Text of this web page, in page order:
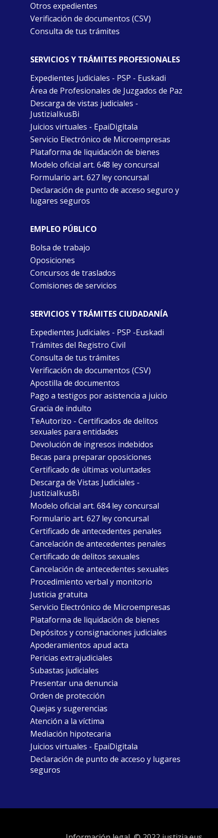
Otros expedientes
Verificación de documentos (CSV)
Consulta de tus trámites
SERVICIOS Y TRÁMITES PROFESIONALES
Expedientes Judiciales - PSP - Euskadi
Área de Profesionales de Juzgados de Paz
Descarga de vistas judiciales -
JustiziaIkusBi
Juicios virtuales - EpaiDigitala
Servicio Electrónico de Microempresas
Plataforma de liquidación de bienes
Modelo oficial art. 648 ley concursal
Formulario art. 627 ley concursal
Declaración de punto de acceso seguro y
lugares seguros
EMPLEO PÚBLICO
Bolsa de trabajo
Oposiciones
Concursos de traslados
Comisiones de servicios
SERVICIOS Y TRÁMITES CIUDADANÍA
Expedientes Judiciales - PSP -Euskadi
Trámites del Registro Civil
Consulta de tus trámites
Verificación de documentos (CSV)
Apostilla de documentos
Pago a testigos por asistencia a juicio
Gracia de indulto
TeAutorizo - Certificados de delitos
sexuales para entidades
Devolución de ingresos indebidos
Becas para preparar oposiciones
Certificado de últimas voluntades
Descarga de Vistas Judiciales -
JustiziaIkusBi
Modelo oficial art. 684 ley concursal
Formulario art. 627 ley concursal
Certificado de antecedentes penales
Cancelación de antecedentes penales
Certificado de delitos sexuales
Cancelación de antecedentes sexuales
Procedimiento verbal y monitorio
Justicia gratuita
Servicio Electrónico de Microempresas
Plataforma de liquidación de bienes
Depósitos y consignaciones judiciales
Apoderamientos apud acta
Pericias extrajudiciales
Subastas judiciales
Presentar una denuncia
Orden de protección
Quejas y sugerencias
Atención a la víctima
Mediación hipotecaria
Juicios virtuales - EpaiDigitala
Declaración de punto de acceso y lugares
seguros